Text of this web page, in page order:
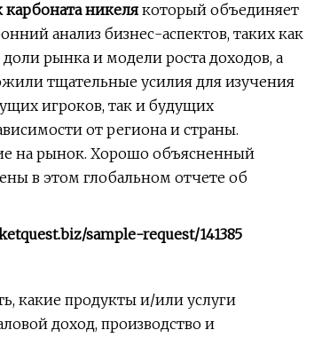
никеля который объединяет
анализ бизнес-аспектов, таких как
рынка и модели роста доходов, а
тщательные усилия для изучения
игроков, так и будущих
от региона и страны.
на рынок. Хорошо объясненный
в этом глобальном отчете об
sample-request/141385
какие продукты и/или услуги
доход, производство и